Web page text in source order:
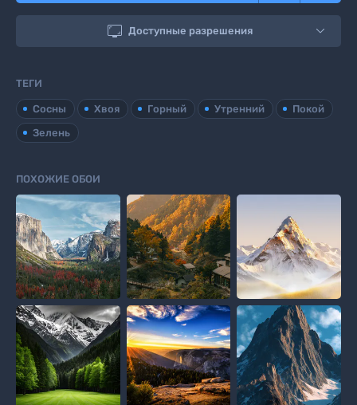
 Доступные разрешения
ТЕГИ
Сосны Хвоя Горный Утренний
Покой
Зелень
ПОХОЖИЕ ОБОИ